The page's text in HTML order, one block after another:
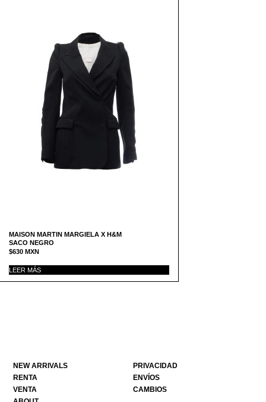
MAISON MARTIN MARGIELA X H&M
SACO NEGRO
$630 MXN
LEER MÁS
NEW ARRIVALS
RENTA
VENTA
PRIVACIDAD
ENVÍOS
CAMBIOS